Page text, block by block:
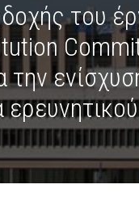
του
την